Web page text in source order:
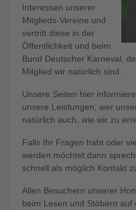
Interessen unserer
Mitglieds-Vereine und
vertritt diese in der
Öffentlichkeit und beim
Bund Deutscher Karneval,
Mitglied wir natürlich sind.
Unsere Seiten hier
unsere Leistungen, wer
natürlich auch, wie wir zu
Falls Ihr Fragen habt oder
werden möchtet dann
schnell als möglich Kontakt
Allen Besuchern unserer
beim Lesen und Stöbern auf